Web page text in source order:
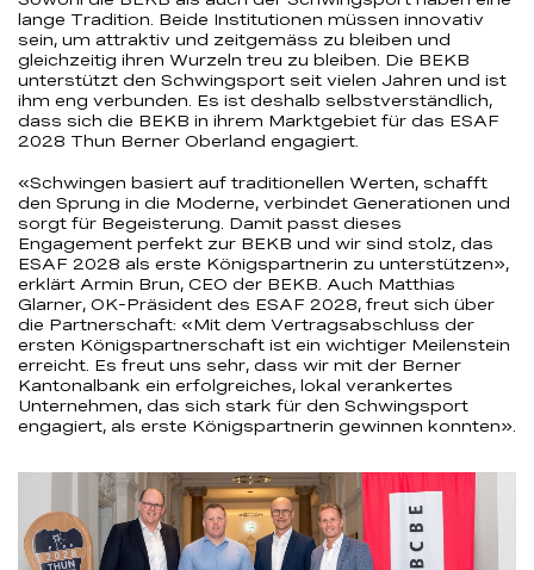
lange Tradition. Beide Institutionen müssen innovativ
sein, um attraktiv und zeitgemäss zu bleiben und
gleichzeitig ihren Wurzeln treu zu bleiben. Die BEKB
unterstützt den Schwingsport seit vielen Jahren und ist
ihm eng verbunden. Es ist deshalb selbstverständlich,
dass sich die BEKB in ihrem Marktgebiet für das ESAF
2028 Thun Berner Oberland engagiert.
«Schwingen basiert auf traditionellen Werten, schafft
den Sprung in die Moderne, verbindet Generationen und
sorgt für Begeisterung. Damit passt dieses
Engagement perfekt zur BEKB und wir sind stolz, das
ESAF 2028 als erste Königspartnerin zu unterstützen»,
erklärt Armin Brun, CEO der BEKB. Auch Matthias
Glarner, OK-Präsident des ESAF 2028, freut sich über
die Partnerschaft: «Mit dem Vertragsabschluss der
ersten Königspartnerschaft ist ein wichtiger Meilenstein
erreicht. Es freut uns sehr, dass wir mit der Berner
Kantonalbank ein erfolgreiches, lokal verankertes
Unternehmen, das sich stark für den Schwingsport
engagiert, als erste Königspartnerin gewinnen konnten».